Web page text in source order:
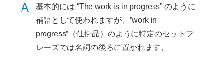
A
基本的には “The work is in progress” のように
補語として使われますが、”work in
progress”（仕掛品）のように特定のセットフ
レーズでは名詞の後ろに置かれます。